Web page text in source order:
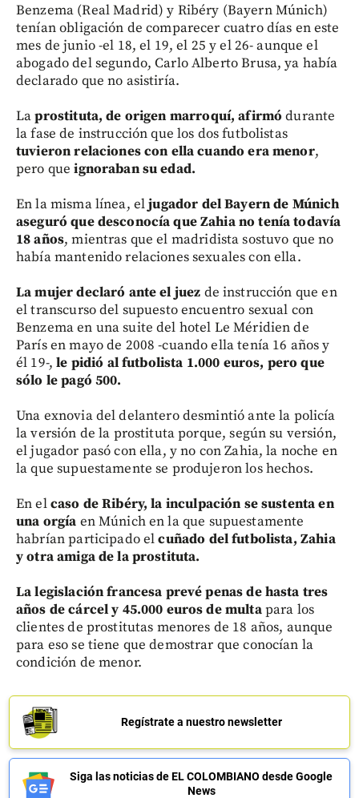
Benzema (Real Madrid) y Ribéry (Bayern Múnich)
tenían obligación de comparecer cuatro días en este
mes de junio -el 18, el 19, el 25 y el 26- aunque el
abogado del segundo, Carlo Alberto Brusa, ya había
declarado que no asistiría.
Laprostituta, de origen marroquí, afirmó durante
la fase de instrucción que los dos futbolistas
tuvieron relaciones con ella cuando era menor,
pero queignoraban su edad.
En la misma línea, eljugador del Bayern de Múnich
aseguró que desconocía que Zahia no tenía todavía
18 años, mientras que el madridista sostuvo que no
había mantenido relaciones sexuales con ella.
La mujer declaró ante el juez de instrucción que en
el transcurso del supuesto encuentro sexual con
Benzema en una suite del hotel Le Méridien de
París en mayo de 2008 -cuando ella tenía 16 años y
él 19-, le pidió al futbolista 1.000 euros, pero que
sólo le pagó 500.
Una exnovia del delantero desmintió ante la policía
la versión de la prostituta porque, según su versión,
el jugador pasó con ella, y no con Zahia, la noche en
la que supuestamente se produjeron los hechos.
En elcaso de Ribéry, la inculpación se sustenta en
una orgía en Múnich en la que supuestamente
habrían participado elcuñado del futbolista, Zahia
y otra amiga de la prostituta.
La legislación francesa prevé penas de hasta tres
años de cárcel y 45.000 euros de multapara los
clientes de prostitutas menores de 18 años, aunque
para eso se tiene que demostrar que conocían la
condición de menor.
Regístrate a nuestro newsletter
Siga las noticias de EL COLOMBIANO desde Google
News